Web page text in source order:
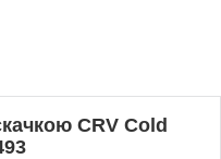
CRV Cold